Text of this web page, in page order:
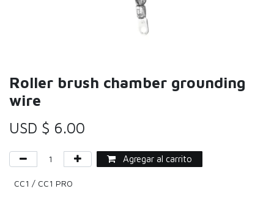
Roller brush chamber grounding
wire
USD $ 6.00
Agregar al carrito
CC1 / CC1 PRO